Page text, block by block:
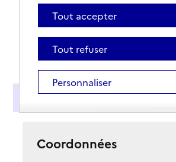
Présentation
Coordonnées
Tout accepter
Tout refuser
Personnaliser